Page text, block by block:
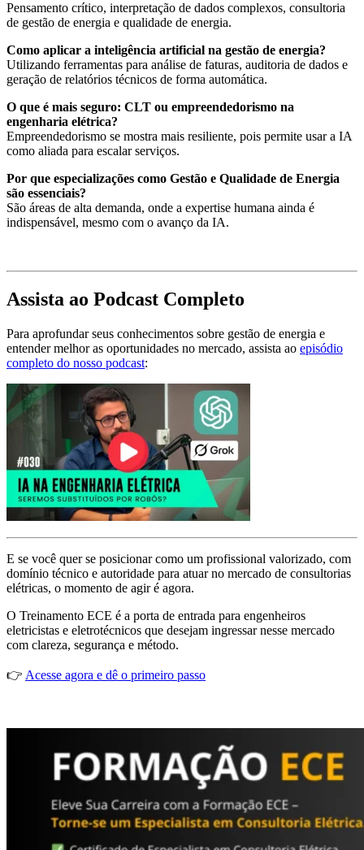
Pensamento crítico, interpretação de dados complexos, consultoria
de gestão de energia e qualidade de energia.
Como aplicar a inteligência artificial na gestão de energia?
Utilizando ferramentas para análise de faturas, auditoria de dados e
geração de relatórios técnicos de forma automática.
O que é mais seguro: CLT ou empreendedorismo na
engenharia elétrica?
Empreendedorismo se mostra mais resiliente, pois permite usar a IA
como aliada para escalar serviços.
Por que especializações como Gestão e Qualidade de Energia
são essenciais?
São áreas de alta demanda, onde a expertise humana ainda é
indispensável, mesmo com o avanço da IA.
Assista ao Podcast Completo
Para aprofundar seus conhecimentos sobre gestão de energia e
entender melhor as oportunidades no mercado, assista ao episódio
completo do nosso podcast:
E se você quer se posicionar como um profissional valorizado, com
domínio técnico e autoridade para atuar no mercado de consultorias
elétricas, o momento de agir é agora.
O Treinamento ECE é a porta de entrada para engenheiros
eletricistas e eletrotécnicos que desejam ingressar nesse mercado
com clareza, segurança e método.
👉 Acesse agora e dê o primeiro passo